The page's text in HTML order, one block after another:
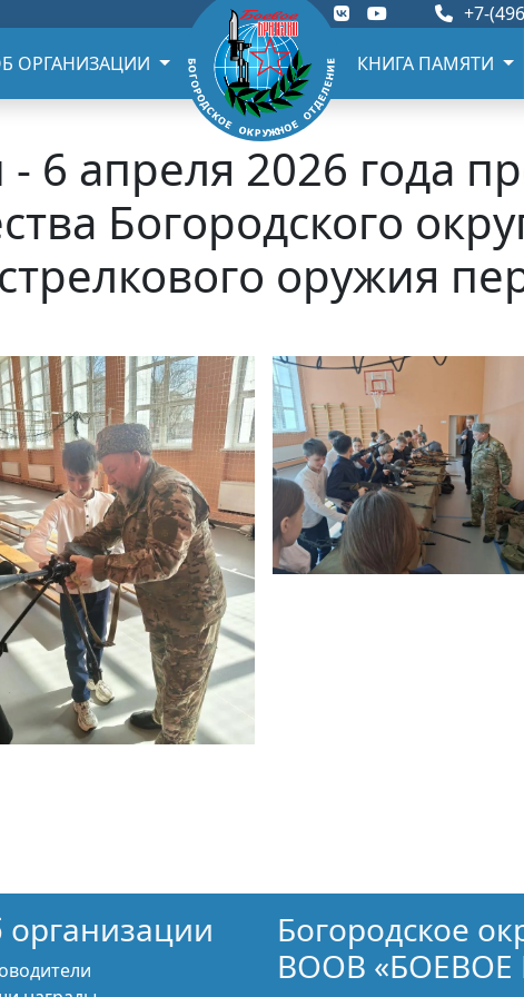
+7-
ОРГАНИЗАЦИИ КНИГА ПАМЯТИ
6 апреля 2026 года
Богородского
оружия
Богородское
ВООВ «БОЕВОЕ